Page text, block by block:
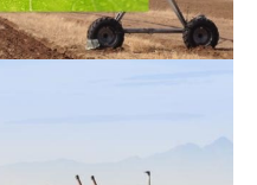
vannes